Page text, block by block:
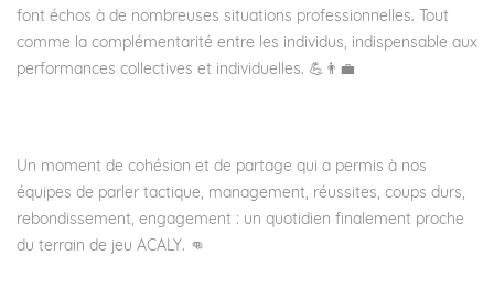
font échos à de nombreuses situations professionnelles. Tout
comme la complémentarité entre les individus, indispensable aux
performances collectives et individuelles. 💪👨‍💼
Un moment de cohésion et de partage qui a permis à nos
équipes de parler tactique, management, réussites, coups durs,
rebondissement, engagement : un quotidien finalement proche
du terrain de jeu ACALY. 👊